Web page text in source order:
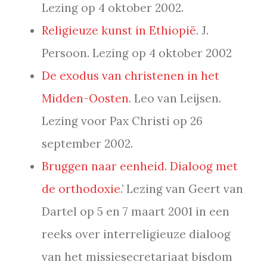
Lezing op 4 oktober 2002.
Religieuze kunst in Ethiopië. J.
Persoon. Lezing op 4 oktober 2002
De exodus van christenen in het
Midden-Oosten. Leo van Leijsen.
Lezing voor Pax Christi op 26
september 2002.
Bruggen naar eenheid. Dialoog met
de orthodoxie.’ Lezing van Geert van
Dartel op 5 en 7 maart 2001 in een
reeks over interreligieuze dialoog
van het missiesecretariaat bisdom